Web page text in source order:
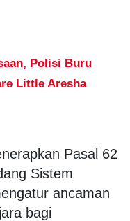
Polisi Buru
Little Aresha
Pasal 62
Sistem
ancaman
bagi